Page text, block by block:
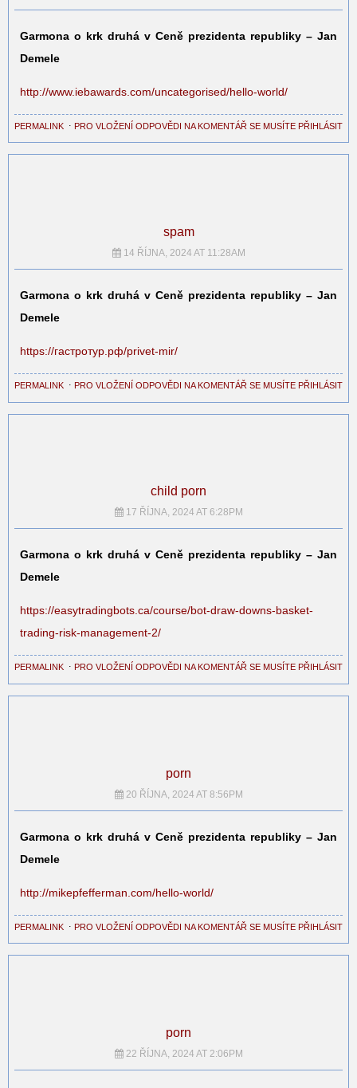
Garmona o krk druhá v Ceně prezidenta republiky – Jan
Demele
http://www.iebawards.com/uncategorised/hello-world/
PERMALINK ⋅ PRO VLOŽENÍ ODPOVĚDI NA KOMENTÁŘ SE MUSÍTE PŘIHLÁSIT
spam
14 ŘÍJNA, 2024 AT 11:28AM
Garmona o krk druhá v Ceně prezidenta republiky – Jan
Demele
https://гастротур.рф/privet-mir/
PERMALINK ⋅ PRO VLOŽENÍ ODPOVĚDI NA KOMENTÁŘ SE MUSÍTE PŘIHLÁSIT
child porn
17 ŘÍJNA, 2024 AT 6:28PM
Garmona o krk druhá v Ceně prezidenta republiky – Jan
Demele
https://easytradingbots.ca/course/bot-draw-downs-basket-
trading-risk-management-2/
PERMALINK ⋅ PRO VLOŽENÍ ODPOVĚDI NA KOMENTÁŘ SE MUSÍTE PŘIHLÁSIT
porn
20 ŘÍJNA, 2024 AT 8:56PM
Garmona o krk druhá v Ceně prezidenta republiky – Jan
Demele
http://mikepfefferman.com/hello-world/
PERMALINK ⋅ PRO VLOŽENÍ ODPOVĚDI NA KOMENTÁŘ SE MUSÍTE PŘIHLÁSIT
porn
22 ŘÍJNA, 2024 AT 2:06PM